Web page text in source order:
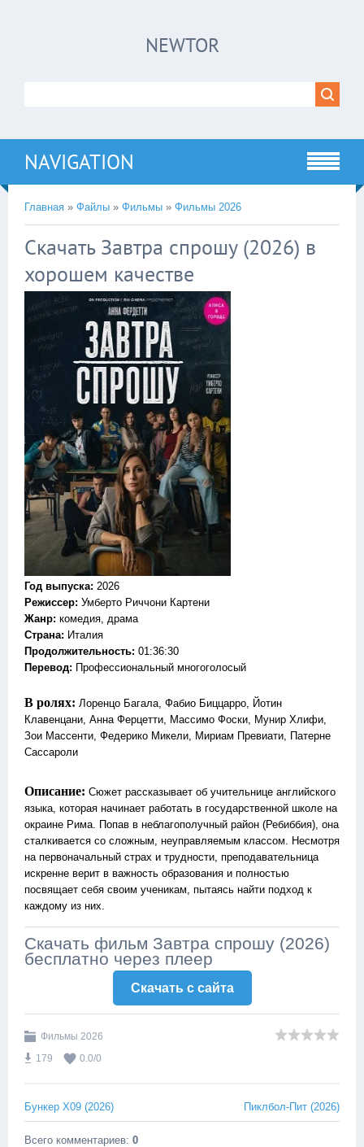
NEWTOR
NAVIGATION
Главная » Файлы » Фильмы » Фильмы 2026
Скачать Завтра спрошу (2026) в
хорошем качестве
Год выпуска: 2026
Режиссер: Умберто Риччони Картени
Жанр: комедия, драма
Страна: Италия
Продолжительность: 01:36:30
Перевод: Профессиональный многоголосый
В ролях: Лоренцо Багала, Фабио Биццарро, Йотин
Клавенцани, Анна Ферцетти, Массимо Фоски, Мунир Хлифи,
Зои Массенти, Федерико Микели, Мириам Превиати, Патерне
Сассароли
Описание: Сюжет рассказывает об учительнице английского
языка, которая начинает работать в государственной школе на
окраине Рима. Попав в неблагополучный район (Ребиббия), она
сталкивается со сложным, неуправляемым классом. Несмотря
на первоначальный страх и трудности, преподавательница
искренне верит в важность образования и полностью
посвящает себя своим ученикам, пытаясь найти подход к
каждому из них.
Скачать фильм Завтра спрошу (2026)
бесплатно через плеер
!!!Если Вы с телефона сперва нажмите на
Скачать c сайта
Фильмы 2026
179
0.0/0
Бункер X09 (2026) Пиклбол-Пит (2026)
Всего комментариев: 0